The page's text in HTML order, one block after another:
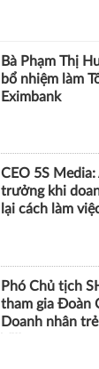
Bà Phạm Thị
bổ nhiệm làm
Eximbank
CEO 5S
trưởng khi
lại cách làm
Phó Chủ tịch
tham gia Đoàn
Doanh nhân